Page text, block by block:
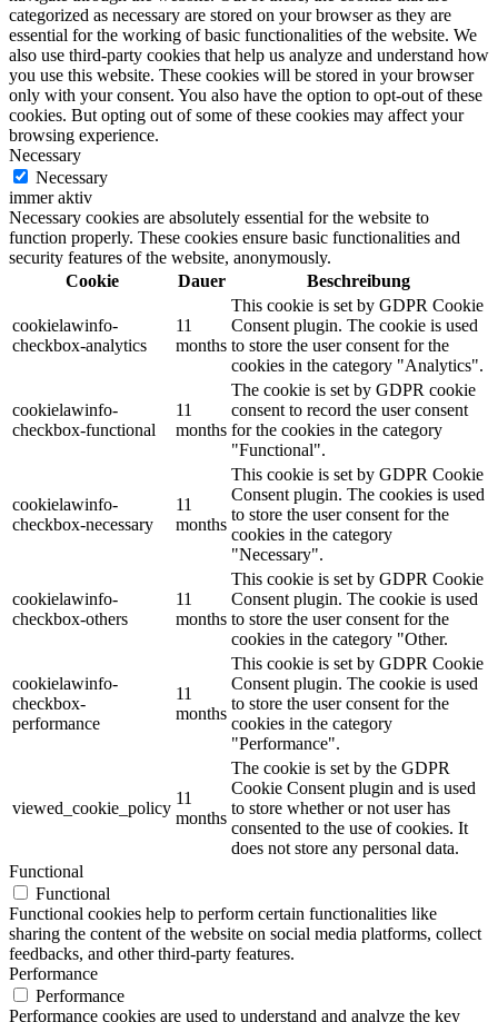
categorized as necessary are stored on your browser as they are
essential for the working of basic functionalities of the website. We
also use third-party cookies that help us analyze and understand how
you use this website. These cookies will be stored in your browser
only with your consent. You also have the option to opt-out of these
cookies. But opting out of some of these cookies may affect your
browsing experience.
Necessary
Necessary
immer aktiv
Necessary cookies are absolutely essential for the website to
function properly. These cookies ensure basic functionalities and
security features of the website, anonymously.
Cookie
Dauer Beschreibung
cookielawinfo-
checkbox-analytics
11
months
This cookie is set by GDPR Cookie
Consent plugin. The cookie is used
to store the user consent for the
cookies in the category "Analytics".
cookielawinfo-
checkbox-functional
11
months
The cookie is set by GDPR cookie
consent to record the user consent
for the cookies in the category
"Functional".
cookielawinfo-
checkbox-necessary
11
months
This cookie is set by GDPR Cookie
Consent plugin. The cookies is used
to store the user consent for the
cookies in the category
"Necessary".
cookielawinfo-
checkbox-others
11
months
This cookie is set by GDPR Cookie
Consent plugin. The cookie is used
to store the user consent for the
cookies in the category "Other.
cookielawinfo-
checkbox-
performance
11
months
This cookie is set by GDPR Cookie
Consent plugin. The cookie is used
to store the user consent for the
cookies in the category
"Performance".
viewed_cookie_policy
11
months
The cookie is set by the GDPR
Cookie Consent plugin and is used
to store whether or not user has
consented to the use of cookies. It
does not store any personal data.
Functional
Functional
Functional cookies help to perform certain functionalities like
sharing the content of the website on social media platforms, collect
feedbacks, and other third-party features.
Performance
Performance
Performance cookies are used to understand and analyze the key